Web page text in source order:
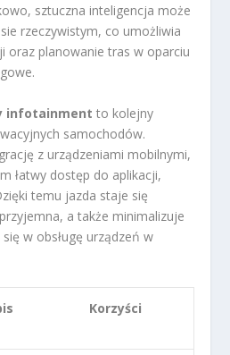
sztuczna inteligencja może
rzeczywistym, co umożliwia
oraz planowanie tras w oparciu
infotainment to kolejny
samochodów.
z urządzeniami mobilnymi,
łatwy dostęp do aplikacji,
temu jazda staje się
a także minimalizuje
w obsługę urządzeń w
Korzyści